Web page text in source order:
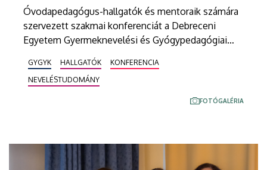
Óvodapedagógus-hallgatók és mentoraik számára
szervezett szakmai konferenciát a Debreceni
Egyetem Gyermeknevelési és Gyógypedagógiai
szakmai előadásokat és mutattak be óvodai
neveléshez kapcsolódó módszertani újdonságokat
a mozgásos tevékenységektől az énekes játékig.
GYGYK HALLGATÓK
KONFERENCIA
NEVELÉSTUDOMÁNY
FOTÓGALÉRIA